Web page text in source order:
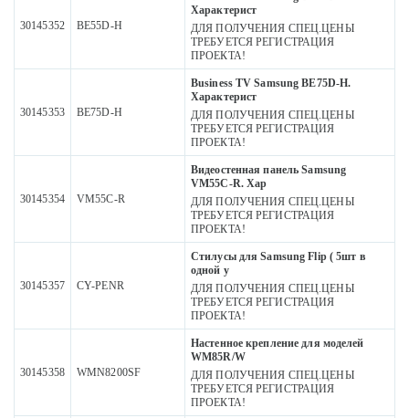
30145352 BE55D-H
Характерист
ДЛЯ ПОЛУЧЕНИЯ СПЕЦ.ЦЕНЫ
ТРЕБУЕТСЯ РЕГИСТРАЦИЯ
ПРОЕКТА!
30145353 BE75D-H
Business TV Samsung BE75D-H.
Характерист
ДЛЯ ПОЛУЧЕНИЯ СПЕЦ.ЦЕНЫ
ТРЕБУЕТСЯ РЕГИСТРАЦИЯ
ПРОЕКТА!
30145354 VM55C-R
Видеостенная панель Samsung
VM55C-R. Хар
ДЛЯ ПОЛУЧЕНИЯ СПЕЦ.ЦЕНЫ
ТРЕБУЕТСЯ РЕГИСТРАЦИЯ
ПРОЕКТА!
30145357 CY-PENR
Стилусы для Samsung Flip ( 5шт в
одной у
ДЛЯ ПОЛУЧЕНИЯ СПЕЦ.ЦЕНЫ
ТРЕБУЕТСЯ РЕГИСТРАЦИЯ
ПРОЕКТА!
30145358 WMN8200SF
Настенное крепление для моделей
WM85R/W
ДЛЯ ПОЛУЧЕНИЯ СПЕЦ.ЦЕНЫ
ТРЕБУЕТСЯ РЕГИСТРАЦИЯ
ПРОЕКТА!